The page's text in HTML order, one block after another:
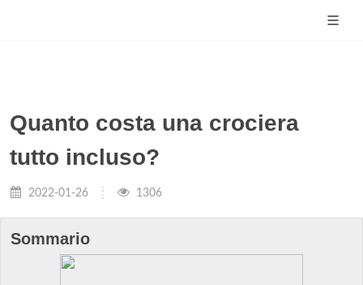
Quanto costa una crociera
tutto incluso?
2022-01-26 1306
Sommario